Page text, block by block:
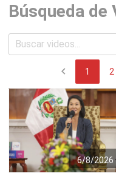
Búsqueda de
chevron_left 1 2
6/8/2026